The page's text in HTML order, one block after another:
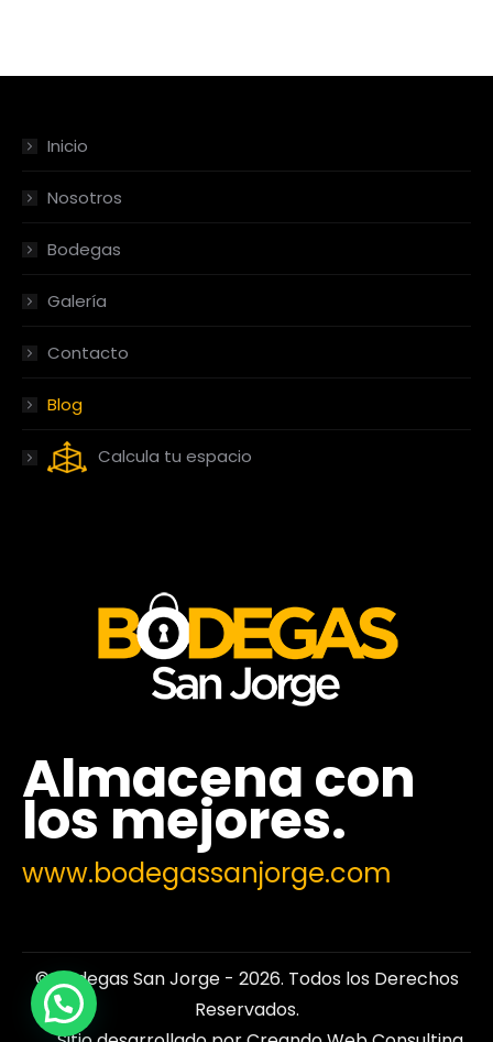
Inicio
Nosotros
Bodegas
Galería
Contacto
Blog
Calcula tu espacio
Almacena con
los mejores.
www.bodegassanjorge.com
© Bodegas San Jorge - 2026. Todos los Derechos
Reservados.